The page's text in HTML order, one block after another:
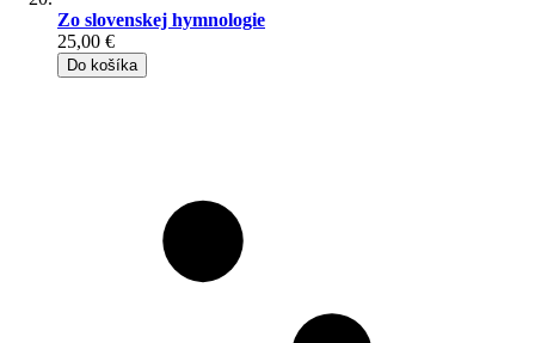
Zo slovenskej hymnologie
25,00 €
Do košíka